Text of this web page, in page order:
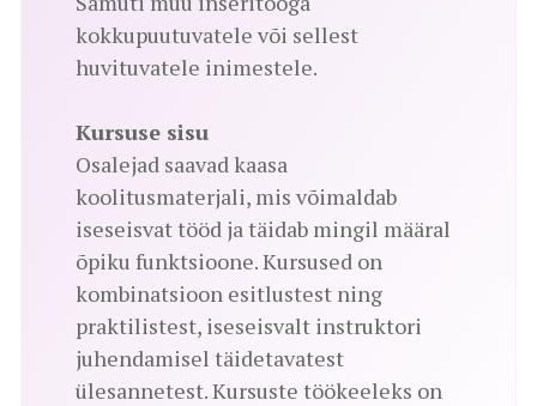
kokkupuutuvatele või sellest
huvituvatele inimestele.
Kursuse sisu
Osalejad saavad kaasa
koolitusmaterjali, mis võimaldab
iseseisvat tööd ja täidab mingil määral
õpiku funktsioone. Kursused on
kombinatsioon esitlustest ning
praktilistest, iseseisvalt instruktori
juhendamisel täidetavatest
ülesannetest. Kursuste töökeeleks on